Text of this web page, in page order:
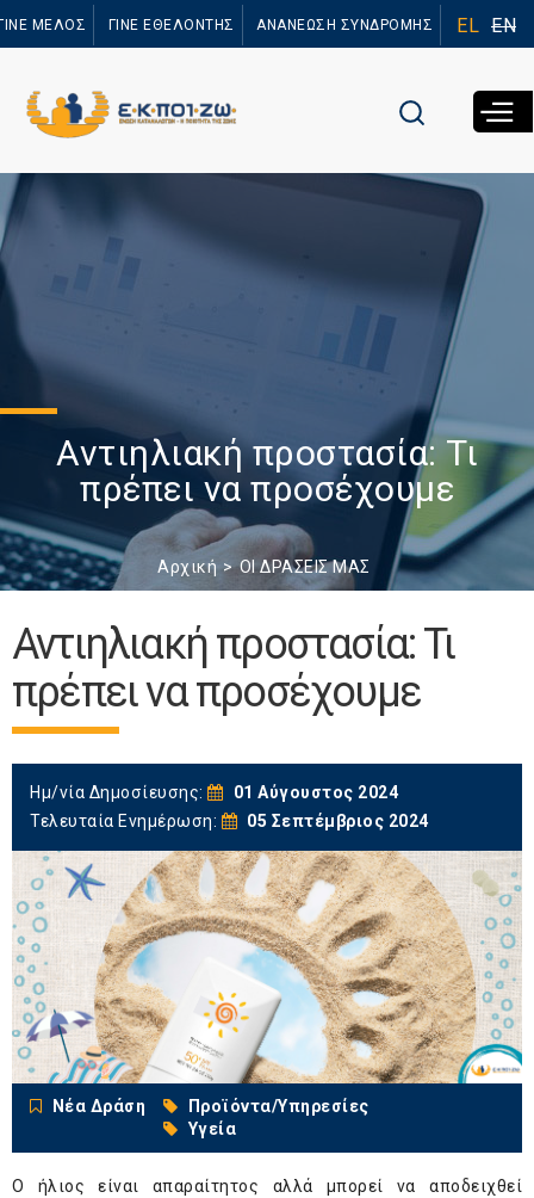
προς το
ΜΕΛΟΣ ΓΙΝΕ ΕΘΕΛΟΝΤΗΣ ΑΝΑΝΕΩΣΗ ΣΥΝΔΡΟΜΗΣ EL EN
Αντιηλιακή προστασία: Τι
πρέπει να προσέχουμε
Αρχική ΟΙ ΔΡΑΣΕΙΣ ΜΑΣ
Αντιηλιακή προστασία: Τι
πρέπει να προσέχουμε
Ημ/νία Δημοσίευσης:
01 Αύγουστος 2024
Τελευταία Ενημέρωση:
05 Σεπτέμβριος 2024
Νέα Δράση
Προϊόντα/Υπηρεσίες
Υγεία
Ο ήλιος είναι απαραίτητος αλλά μπορεί να αποδειχθεί